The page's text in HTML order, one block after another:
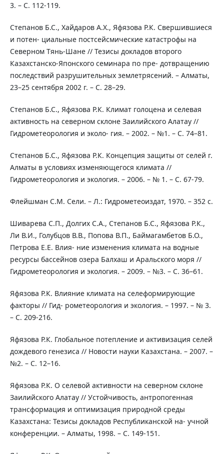
3. – С. 112-119.
Степанов Б.С., Хайдаров А.Х., Яфязова Р.К. Свершившиеся
и потен- циальные постсейсмические катастрофы на
Северном Тянь-Шане // Тезисы докладов второго
Казахстанско-Японского семинара по пре- дотвращению
последствий разрушительных землетрясений. – Алматы,
23–25 сентября 2002 г. – С. 28–29.
Степанов Б.С., Яфязова Р.К. Климат голоцена и селевая
активность на северном склоне Заилийского Алатау //
Гидрометеорология и эколо- гия. – 2002. – №1. – С. 74–81.
Степанов Б.С., Яфязова Р.К. Концепция защиты от селей г.
Алматы в условиях изменяющегося климата //
Гидрометеорология и экология. – 2006. – № 1. – С. 67-79.
Флейшман С.М. Сели. – Л.: Гидрометеоиздат, 1970. – 352 с.
Шиварева С.П., Долгих С.А., Степанов Б.С., Яфязова Р.К.,
Ли В.И., Голубцов В.В., Попова В.П., Баймагамбетов Б.О.,
Петрова Е.Е. Влия- ние изменения климата на водные
ресурсы бассейнов озера Балхаш и Аральского моря //
Гидрометеорология и экология. – 2009. – №3. – С. 36–61.
Яфязова Р.К. Влияние климата на селеформирующие
факторы // Гид- рометеорология и экология. – 1997. – № 3.
– С. 209-216.
Яфязова Р.К. Глобальное потепление и активизация селей
дождевого генезиса // Новости науки Казахстана. – 2007. –
№2. – С. 12–16.
Яфязова Р.К. О селевой активности на северном склоне
Заилийского Алатау // Устойчивость, антропогенная
трансформация и оптимизация природной среды
Казахстана: Тезисы докладов Республиканской на- учной
конференции. – Алматы, 1998. – С. 149-151.